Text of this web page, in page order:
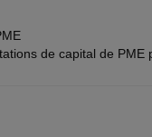
de capital de PME